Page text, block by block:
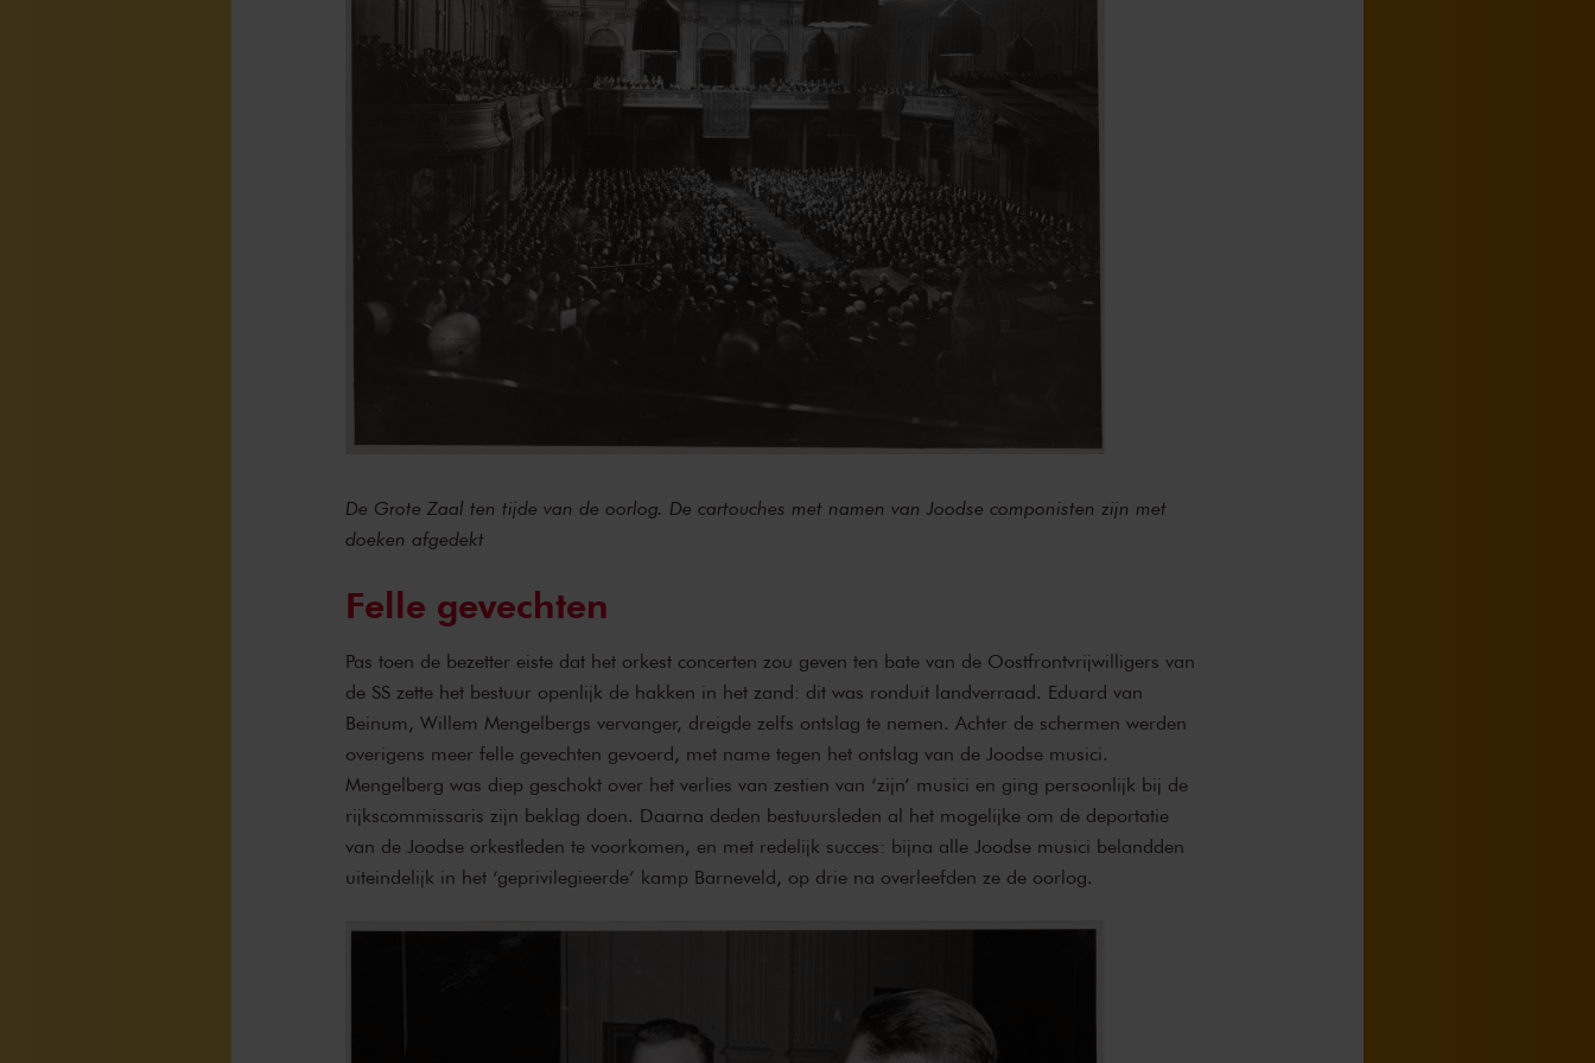
De Grote Zaal ten tijde van de oorlog. De cartouches met namen van Joodse componisten zijn met
doeken afgedekt
Felle gevechten
Pas toen de bezetter eiste dat het orkest concerten zou geven ten bate van de Oostfrontvrijwilligers van
de SS zette het bestuur openlijk de hakken in het zand: dit was ronduit landverraad. Eduard van
Beinum, Willem Mengelbergs vervanger, dreigde zelfs ontslag te nemen. Achter de schermen werden
overigens meer felle gevechten gevoerd, met name tegen het ontslag van de Joodse musici.
Mengelberg was diep geschokt over het verlies van zestien van ‘zijn’ musici en ging persoonlijk bij de
rijkscommissaris zijn beklag doen. Daarna deden bestuursleden al het mogelijke om de deportatie
van de Joodse orkestleden te voorkomen, en met redelijk succes: bijna alle Joodse musici belandden
uiteindelijk in het ‘geprivilegieerde’ kamp Barneveld, op drie na overleefden ze de oorlog.